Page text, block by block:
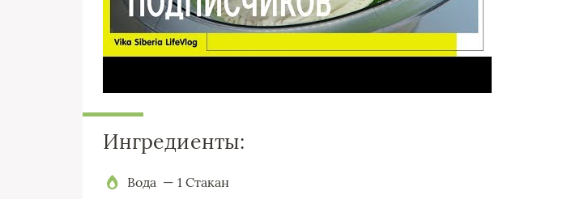
Ингредиенты:
Вода — 1 Стакан